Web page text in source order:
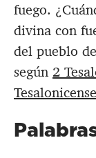
fuego.
divina con
del pueblo
según 2